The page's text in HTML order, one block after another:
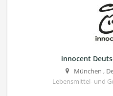
innocent
München ,
Lebensmittel- und